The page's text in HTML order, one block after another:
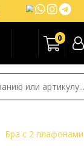
0
Бра с 2 плафонами